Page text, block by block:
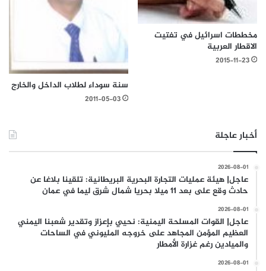
مخططات اسرائيل في تفتيت
الاقطار العربية
2015-11-23
سنة سوداء لطلاب الداخل والخارج
2011-05-03
أخبار عاجلة
2026-08-01
عاجل| هيئة عمليات التجارة البحرية البريطانية: تلقينا بلاغا عن
حادث وقع على بعد 11 ميلا بحريا شمال شرق ليما في عمان
2026-08-01
عاجل| القوات المسلحة اليمنية: نحيي بإعزاز وتقدير شعبنا اليمني
العظيم المؤمن المجاهد على خروجه المليوني في الساحات
والميادين رغم غزارة الأمطار
2026-08-01